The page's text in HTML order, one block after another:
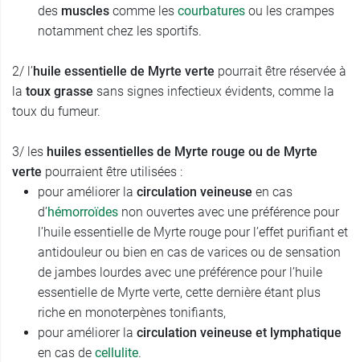
des muscles comme les courbatures ou les crampes
notamment chez les sportifs.
2/ l’huile essentielle de Myrte verte pourrait être réservée à
la toux grasse sans signes infectieux évidents, comme la
toux du fumeur.
3/ les huiles essentielles de Myrte rouge ou de Myrte
verte pourraient être utilisées :
pour améliorer la circulation veineuse en cas
d’hémorroïdes non ouvertes avec une préférence pour
l’huile essentielle de Myrte rouge pour l’effet purifiant et
antidouleur ou bien en cas de varices ou de sensation
de jambes lourdes avec une préférence pour l’huile
essentielle de Myrte verte, cette dernière étant plus
riche en monoterpènes tonifiants,
pour améliorer la circulation veineuse et lymphatique
en cas de cellulite.